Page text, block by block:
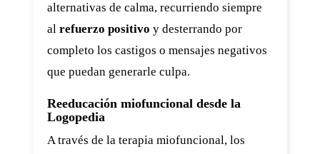
alternativas de calma, recurriendo siempre
al refuerzo positivo y desterrando por
completo los castigos o mensajes negativos
que puedan generarle culpa.
Reeducación miofuncional desde la
Logopedia
A través de la terapia miofuncional, los